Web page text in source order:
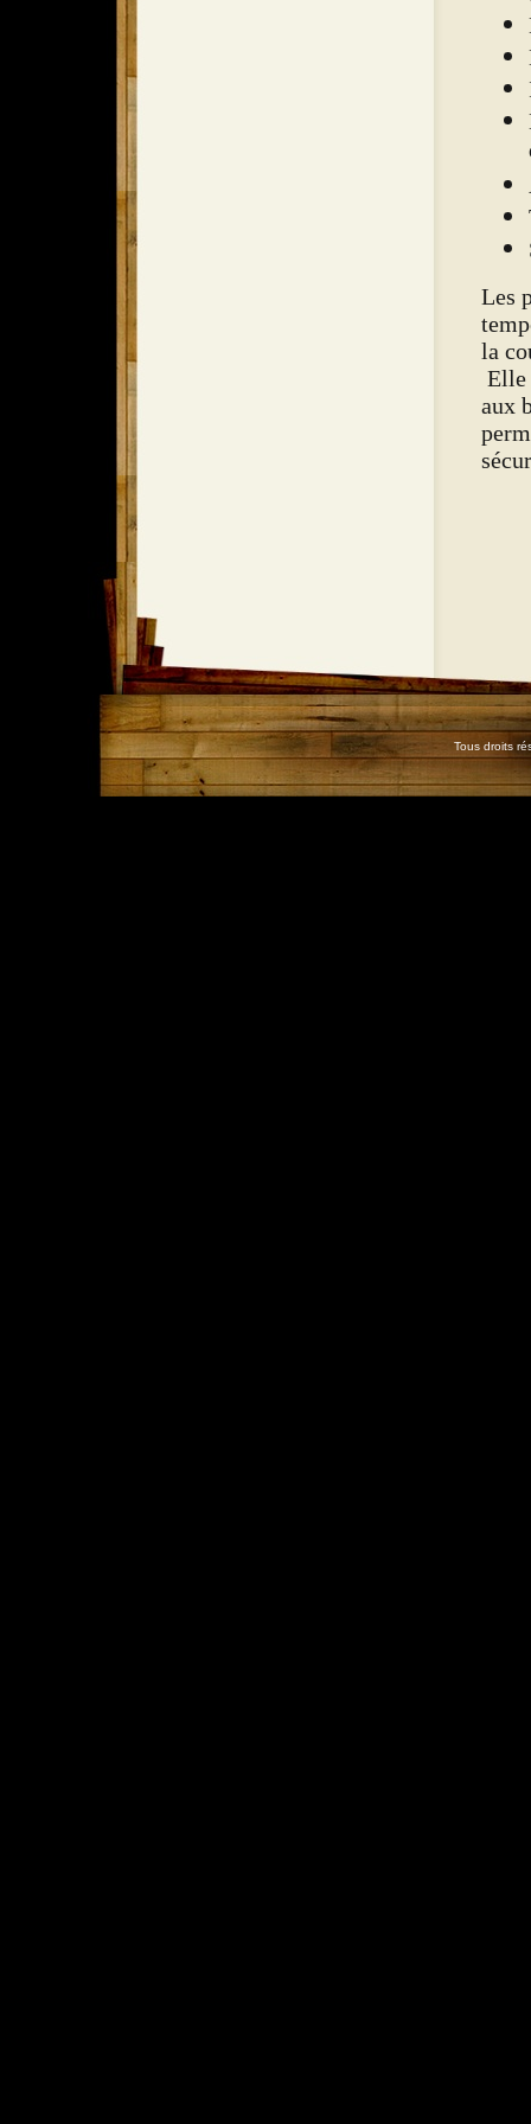
Les
la
Elle
aux
Tous droits